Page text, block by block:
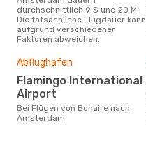
durchschnittlich 9 S und 20 M.
Die tatsächliche Flugdauer kann
aufgrund verschiedener
Faktoren abweichen.
Abflughafen
Flamingo International
Airport
Bei Flügen von Bonaire nach
Amsterdam